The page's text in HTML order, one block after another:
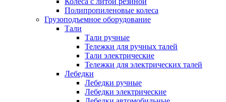
Полипропиленовые колеса
Грузоподъемное оборудование
Тали
Тали ручные
Тележки для ручных талей
Тали электрические
Тележки для электрических талей
Лебедки
Лебедки ручные
Лебедки электрические